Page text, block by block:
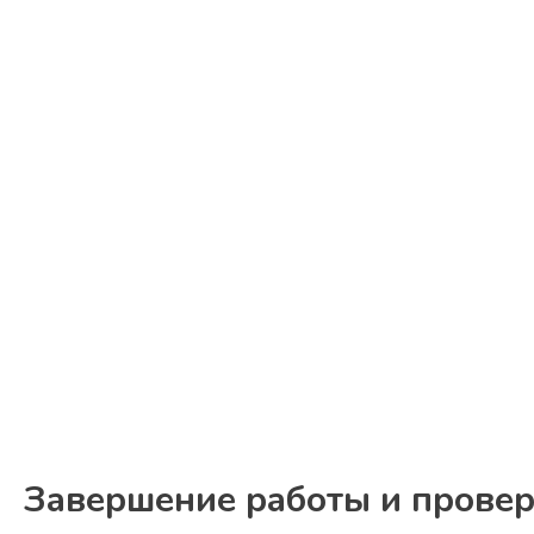
Завершение работы и